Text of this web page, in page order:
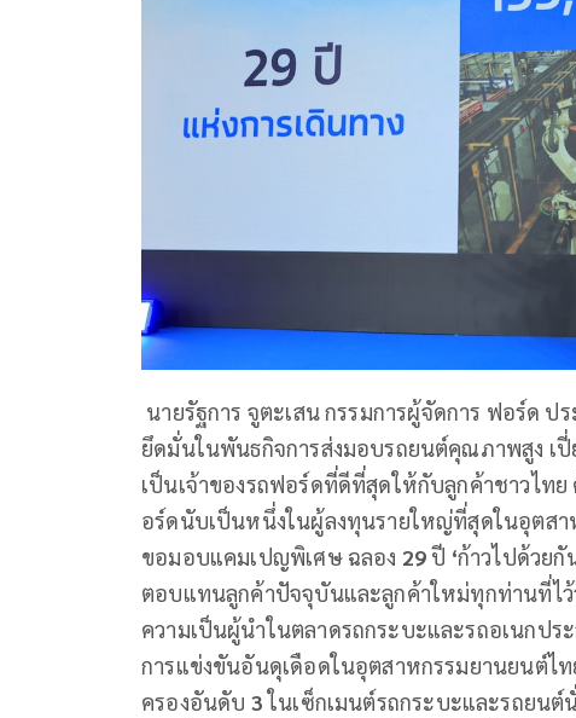
นายรัฐการ จูตะเสน กรรมการผู้จัดการ ฟอร์ด ป
ยึดมั่นในพันธกิจการส่งมอบรถยนต์คุณภาพสูง เ
เป็นเจ้าของรถฟอร์ดที่ดีที่สุดให้กับลูกค้าชาวไทย
อร์ดนับเป็นหนึ่งในผู้ลงทุนรายใหญ่ที่สุดในอุตส
ขอมอบแคมเปญพิเศษ ฉลอง 29ปี ‘ก้าวไปด้วยกั
ตอบแทนลูกค้าปัจจุบันและลูกค้าใหม่ทุกท่านที่ไ
ความเป็นผู้นำในตลาดรถกระบะและรถอเนกปร
การแข่งขันอันดุเดือดในอุตสาหกรรมยานยนต์ไท
ครองอันดับ 3ในเซ็กเมนต์รถกระบะและรถยนต์